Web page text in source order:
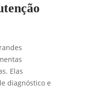
Elas
diagnóstico e